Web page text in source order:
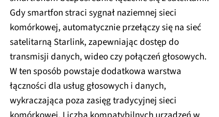
Gdy smartfon straci sygnał naziemnej sieci
komórkowej, automatycznie przełączy się na sieć
satelitarną Starlink, zapewniając dostęp do
transmisji danych, wideo czy połączeń głosowych.
W ten sposób powstaje dodatkowa warstwa
łączności dla usług głosowych i danych,
wykraczająca poza zasięg tradycyjnej sieci